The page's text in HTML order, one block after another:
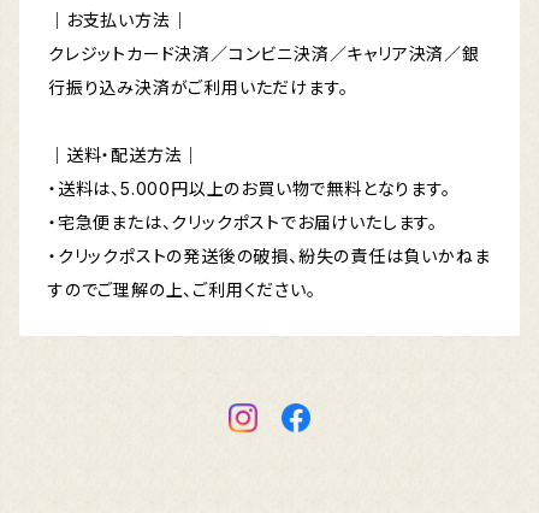
｜お支払い方法｜
クレジットカード決済／コンビニ決済／キャリア決済／銀
行振り込み決済がご利用いただけます。
｜送料・配送方法｜
・送料は、5.000円以上のお買い物で無料となります。
・宅急便または、クリックポストでお届けいたします。
・クリックポストの発送後の破損、紛失の責任は負いかねま
すのでご理解の上、ご利用ください。